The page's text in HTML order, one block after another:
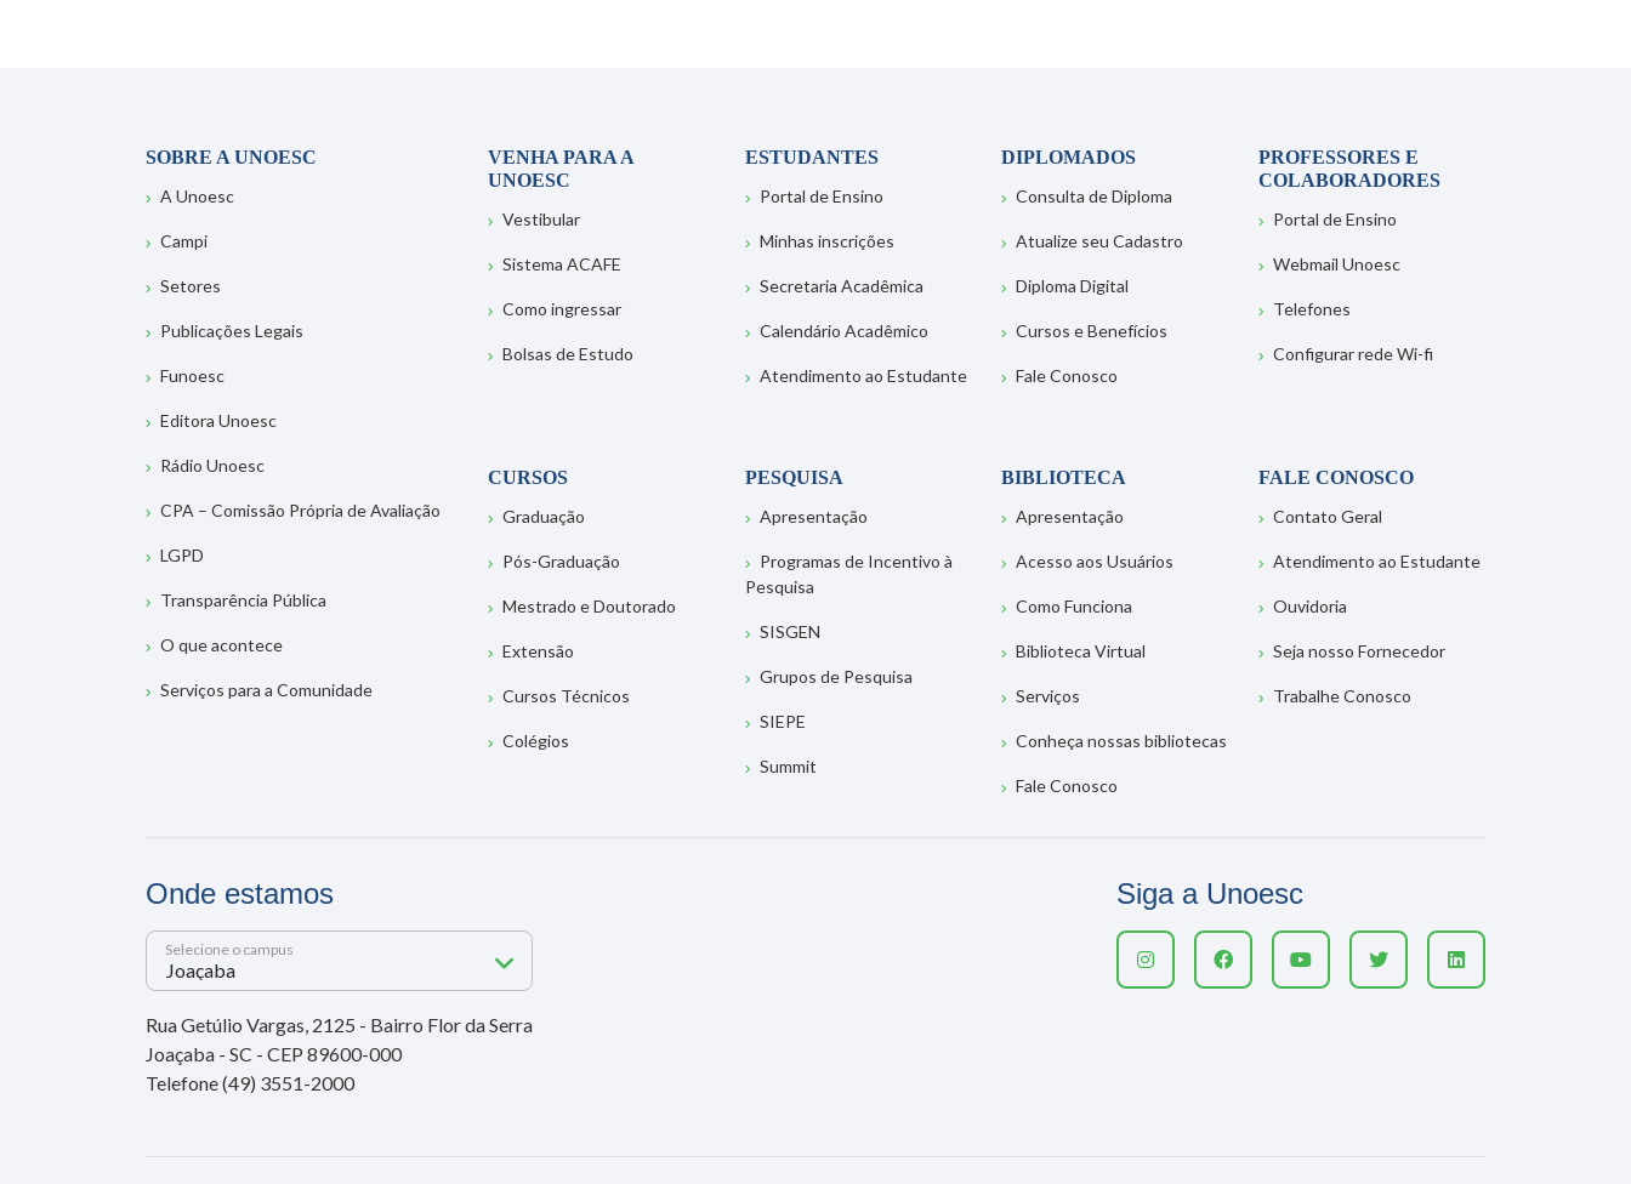
SOBRE A UNOESC
A Unoesc
Campi
Setores
Publicações Legais
Funoesc
Editora Unoesc
Rádio Unoesc
CPA – Comissão Própria de Avaliação
LGPD
Transparência Pública
O que acontece
Serviços para a Comunidade
VENHA PARA A
UNOESC
Vestibular
Sistema ACAFE
Como ingressar
Bolsas de Estudo
ESTUDANTES
Portal de Ensino
Minhas inscrições
Secretaria Acadêmica
Calendário Acadêmico
Atendimento ao Estudante
DIPLOMADOS
Consulta de Diploma
Atualize seu Cadastro
Diploma Digital
Cursos e Benefícios
Fale Conosco
PROFESSORES E
COLABORADORES
Portal de Ensino
Webmail Unoesc
Telefones
Configurar rede Wi-fi
CURSOS
Graduação
Pós-Graduação
Mestrado e Doutorado
Extensão
Cursos Técnicos
Colégios
PESQUISA
Apresentação
Programas de Incentivo à
Pesquisa
SISGEN
Grupos de Pesquisa
SIEPE
Summit
BIBLIOTECA
Apresentação
Acesso aos Usuários
Como Funciona
Biblioteca Virtual
Serviços
Conheça nossas bibliotecas
Fale Conosco
FALE CONOSCO
Contato Geral
Atendimento ao Estudante
Ouvidoria
Seja nosso Fornecedor
Trabalhe Conosco
Onde estamos
Selecione o campus
Rua Getúlio Vargas, 2125 - Bairro Flor da Serra
Joaçaba - SC - CEP 89600-000
Telefone (49) 3551-2000
Siga a Unoesc